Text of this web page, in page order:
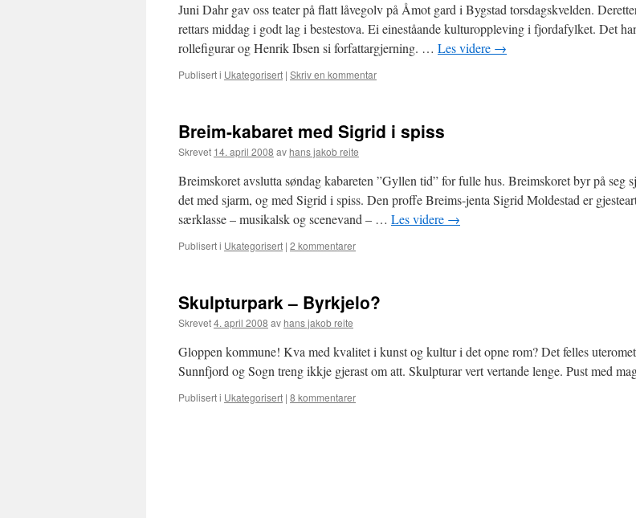
Juni Dahr gav oss teater på flatt låvegolv på Åmot gard i Bygstad torsdagskvelden.
rettars middag i godt lag i bestestova. Ei eineståande kulturoppleving i fjordafylket. Det
rollefigurar og Henrik Ibsen si forfattargjerning. … Les videre →
Publisert i Ukategorisert | Skriv en kommentar
Breim-kabaret med Sigrid i spiss
Skrevet 14. april 2008 av hans jakob reite
Breimskoret avslutta søndag kabareten ”Gyllen tid” for fulle hus. Breimskoret byr på seg
det med sjarm, og med Sigrid i spiss. Den proffe Breims-jenta Sigrid Moldestad er
særklasse – musikalsk og scenevand – … Les videre →
Publisert i Ukategorisert | 2 kommentarer
Skulpturpark – Byrkjelo?
Skrevet4. april 2008 av hans jakob reite
Gloppen kommune! Kva med kvalitet i kunst og kultur i det opne rom? Det felles
Sunnfjord og Sogn treng ikkje gjerast om att. Skulpturar vert vertande lenge. Pust med
Publisert i Ukategorisert | 8 kommentarer